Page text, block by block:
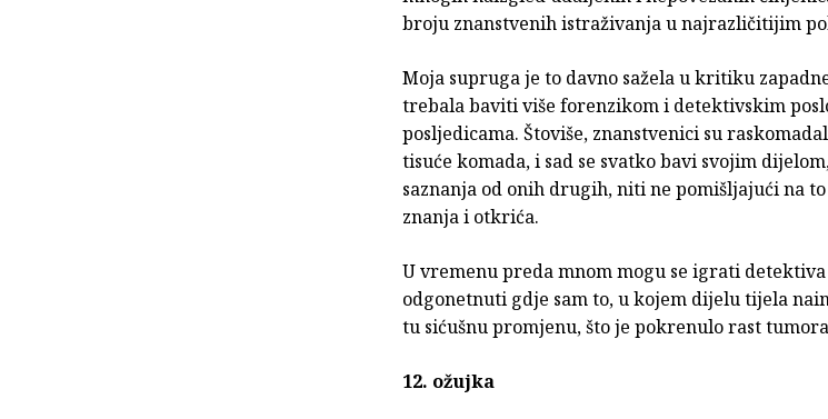
broju znanstvenih istraživanja u najrazličitijim
Moja supruga je to davno sažela u kritiku
trebala baviti više forenzikom i detektivskim
posljedicama. Štoviše, znanstvenici su
tisuće komada, i sad se svatko bavi svojim
saznanja od onih drugih, niti ne pomišljajući na
znanja i otkrića.
U vremenu preda mnom mogu se igrati
odgonetnuti gdje sam to, u kojem dijelu tijela
tu sićušnu promjenu, što je pokrenulo rast
12. ožujka